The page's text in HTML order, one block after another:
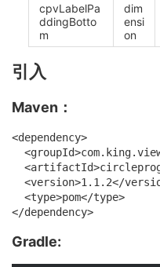
cpvLabelPa
ddingBotto
m
dim
ensi
on
引入
Maven：
<dependency>
<version>1.1.2</
  <type>pom</type>
Gradle: